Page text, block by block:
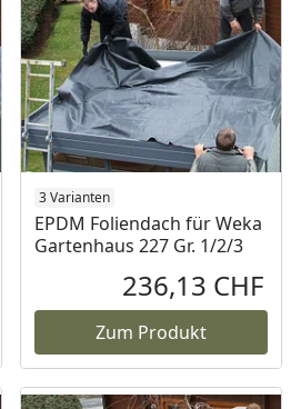
3 Varianten
EPDM Foliendach für Weka
Gartenhaus 227 Gr. 1/2/3
236,13 CHF
Zum Produkt